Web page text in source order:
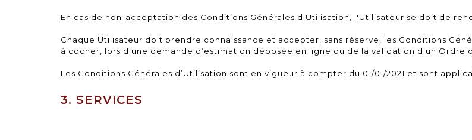
En cas de non-acceptation des Conditions Générales d'Utilisation, l'Utilisateur se doit de
Chaque Utilisateur doit prendre connaissance et accepter, sans réserve, les Conditions
à cocher, lors d’une demande d’estimation déposée en ligne ou de la validation d’un Ordre
Les Conditions Générales d’Utilisation sont en vigueur à compter du 01/01/2021 et sont
3. SERVICES